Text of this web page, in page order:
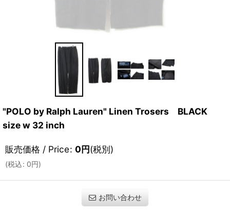
"POLO by Ralph Lauren" Linen Trosers BLACK
size w 32 inch
販売価格 / Price: 0円(税別)
(税込: 0円)
お問い合わせ